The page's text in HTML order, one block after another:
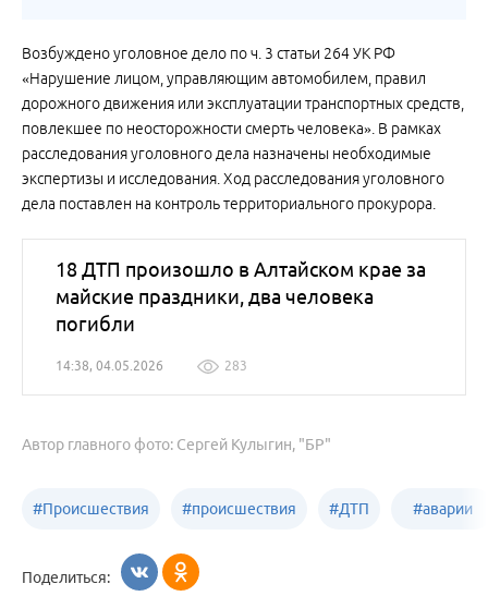
Возбуждено уголовное дело по ч. 3 статьи 264 УК РФ
«Нарушение лицом, управляющим автомобилем, правил
дорожного движения или эксплуатации транспортных средств,
повлекшее по неосторожности смерть человека». В рамках
расследования уголовного дела назначены необходимые
экспертизы и исследования. Ход расследования уголовного
дела поставлен на контроль территориального прокурора.
18 ДТП произошло в Алтайском крае за
майские праздники, два человека
погибли
14:38, 04.05.2026 283
Автор главного фото: Сергей Кулыгин, "БР"
#Происшествия #происшествия
Алтайский край
#ДТП #аварии
Поделиться: